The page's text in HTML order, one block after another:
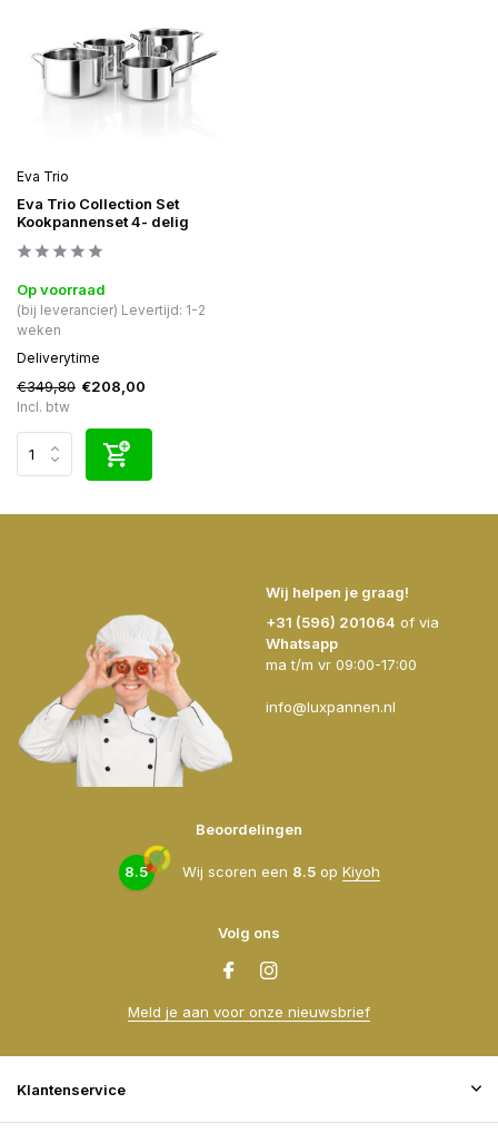
Eva Trio
Eva Trio Collection Set
Kookpannenset 4- delig
Op voorraad
(bij leverancier) Levertijd: 1-2
weken
Deliverytime
€349,80 €208,00
Incl. btw
Wij helpen je graag!
+31 (596) 201064 of via
Whatsapp
ma t/m vr 09:00-17:00
info@luxpannen.nl
Beoordelingen
8.5 Wij scoren een 8.5op Kiyoh
Volg ons
Meld je aan voor onze nieuwsbrief
Klantenservice